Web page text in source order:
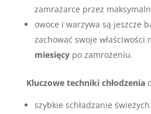
zamrażarce przez
owoce i warzywa są jeszcze
zachować swoje właściwości
miesięcypo zamrożeniu.
Kluczowe techniki chłodzenia
szybkie schładzanie